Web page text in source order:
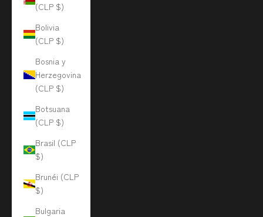
(CLP $)
Bolivia
(CLP $)
Bosnia y
Herzegovina
(CLP $)
Botsuana
(CLP $)
Brasil (CLP
$)
Brunéi (CLP
$)
Bulgaria